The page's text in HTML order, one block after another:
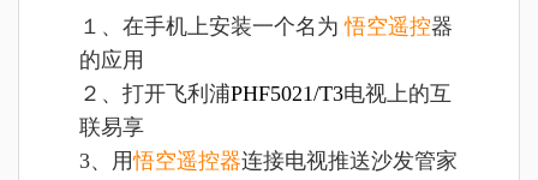
１、在手机上安装一个名为悟空遥控器
的应用
２、打开飞利浦PHF5021/T3电视上的互
联易享
3、用悟空遥控器连接电视推送沙发管家